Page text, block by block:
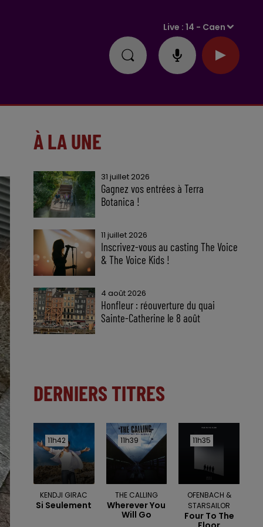
Live :14 - Caen
À LA UNE
31 juillet 2026
Gagnez vos entrées à Terra
Botanica !
11 juillet 2026
Inscrivez-vous au casting The Voice
& The Voice Kids !
4 août 2026
Honfleur : réouverture du quai
Sainte-Catherine le 8 août
DERNIERS TITRES
11h42
11h42
KENDJI GIRAC
Si Seulement
11h39
11h39
THE CALLING
Wherever You
Will Go
11h35
11h35
OFENBACH &
STARSAILOR
Four To The